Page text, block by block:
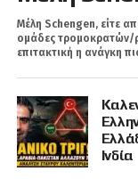
Μέλη Schengen, είτε
ομάδες τρομοκρατών/
επιτακτική η ανάγκη
Ινδία